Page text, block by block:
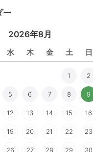
ー
2026年8月
水 木 金 土 日
1 2
5 6 7 8 9
12 13 14 15 16
19 20 21 22 23
26 27 28 29 30